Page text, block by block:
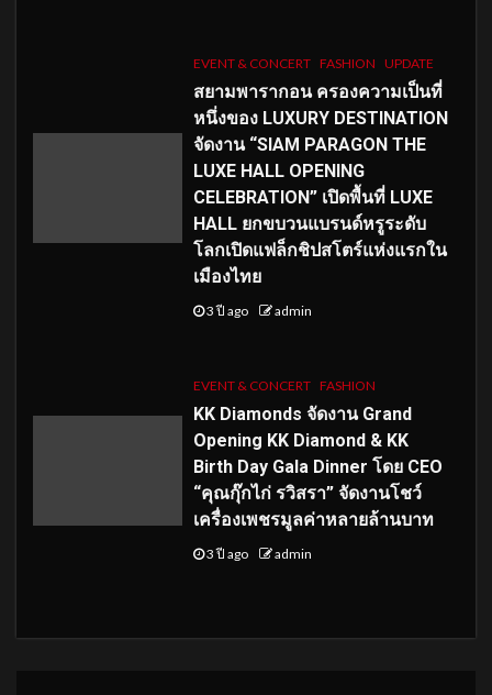
EVENT & CONCERT FASHION UPDATE
สยามพารากอน ครองความเป็นที่
หนึ่งของ LUXURY DESTINATION
จัดงาน “SIAM PARAGON THE
LUXE HALL OPENING
CELEBRATION” เปิดพื้นที่ LUXE
HALL ยกขบวนแบรนด์หรูระดับ
โลกเปิดแฟล็กชิปสโตร์แห่งแรกใน
เมืองไทย
3 ปี ago admin
EVENT & CONCERT FASHION
KK Diamonds จัดงาน Grand
Opening KK Diamond & KK
Birth Day Gala Dinner โดย CEO
“คุณกุ๊กไก่ รวิสรา” จัดงานโชว์
เครื่องเพชรมูลค่าหลายล้านบาท
3 ปี ago admin